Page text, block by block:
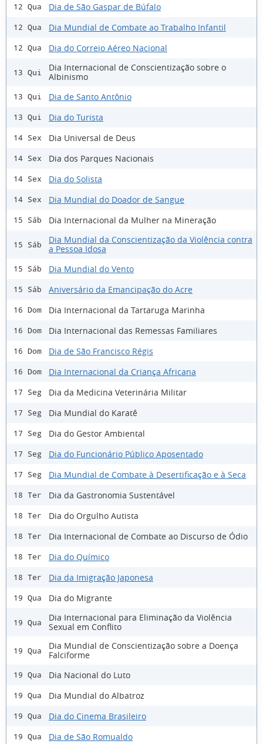
12 Qua Dia de São Gaspar de Búfalo
12 Qua Dia Mundial de Combate ao Trabalho Infantil
12 Qua Dia do Correio Aéreo Nacional
13 Qui
Dia Internacional de Conscientização sobre o
Albinismo
13 Qui Dia de Santo Antônio
13 Qui Dia do Turista
14 Sex Dia Universal de Deus
14 Sex Dia dos Parques Nacionais
14 Sex Dia do Solista
14 Sex Dia Mundial do Doador de Sangue
15 Sáb Dia Internacional da Mulher na Mineração
15 Sáb
Dia Mundial da Conscientização da Violência contra
a Pessoa Idosa
15 Sáb Dia Mundial do Vento
15 Sáb Aniversário da Emancipação do Acre
16 Dom Dia Internacional da Tartaruga Marinha
16 Dom Dia Internacional das Remessas Familiares
16 Dom Dia de São Francisco Régis
16 Dom Dia Internacional da Criança Africana
17 Seg Dia da Medicina Veterinária Militar
17 Seg Dia Mundial do Karatê
17 Seg Dia do Gestor Ambiental
17 Seg Dia do Funcionário Público Aposentado
17 Seg Dia Mundial de Combate à Desertificação e à Seca
18 Ter Dia da Gastronomia Sustentável
18 Ter Dia do Orgulho Autista
18 Ter Dia Internacional de Combate ao Discurso de Ódio
18 Ter Dia do Químico
18 Ter Dia da Imigração Japonesa
19 Qua Dia do Migrante
19 Qua
Dia Internacional para Eliminação da Violência
Sexual em Conflito
19 Qua
Dia Mundial de Conscientização sobre a Doença
Falciforme
19 Qua Dia Nacional do Luto
19 Qua Dia Mundial do Albatroz
19 Qua Dia do Cinema Brasileiro
19 Qua Dia de São Romualdo